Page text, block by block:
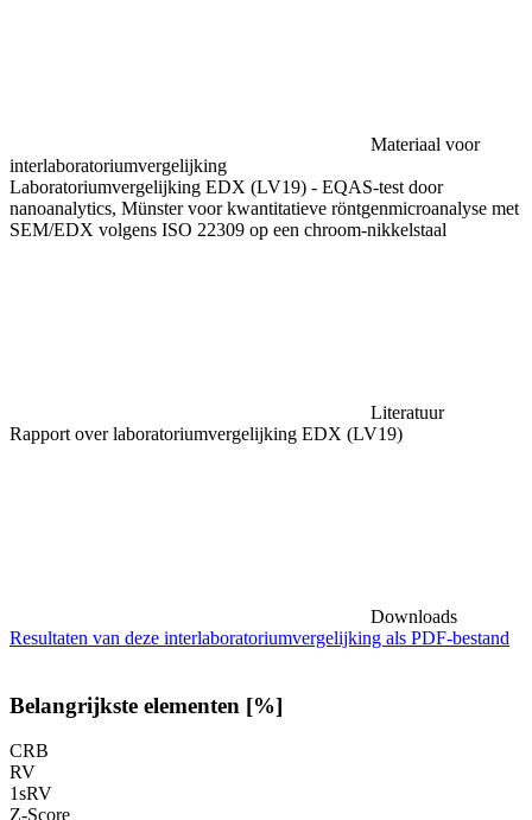
Materiaal voor
interlaboratoriumvergelijking
Laboratoriumvergelijking EDX (LV19) - EQAS-test door
nanoanalytics, Münster voor kwantitatieve röntgenmicroanalyse met
SEM/EDX volgens ISO 22309 op een chroom-nikkelstaal
Literatuur
Rapport over laboratoriumvergelijking EDX (LV19)
Downloads
Resultaten van deze interlaboratoriumvergelijking als PDF-bestand
Belangrijkste elementen [%]
CRB
RV
1sRV
Z-Score